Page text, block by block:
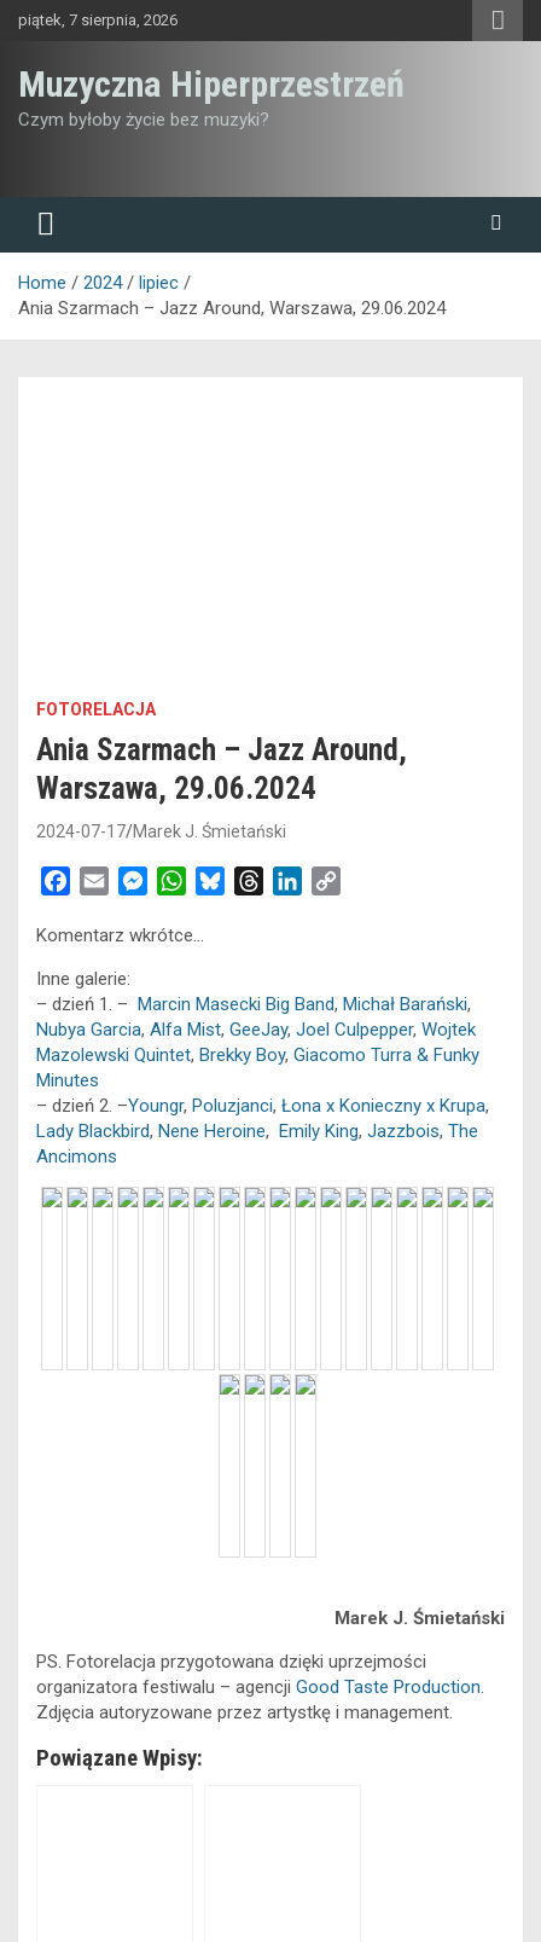
Skippiątek, 7 sierpnia, 2026
Muzyczna Hiperprzestrzeń
Czym byłoby życie bez muzyki?
Home 2024
lipiec
Ania Szarmach – Jazz Around, Warszawa, 29.06.2024
FOTORELACJA
Ania Szarmach – Jazz Around,
Warszawa, 29.06.2024
2024-07-17 Marek J. Śmietański
c
b
o
o
k
a
M
s
e
n
g
r
W
a
s
A
p
s
k
y
a
d
s
e
d
I
L
i
n
Komentarz wkrótce…
Inne galerie:
– dzień 1. – Marcin Masecki Big Band, Michał Barański,
Nubya Garcia, Alfa Mist, GeeJay, Joel Culpepper, Wojtek
Mazolewski Quintet, Brekky Boy, Giacomo Turra & Funky
Minutes
– dzień 2. –Youngr, Poluzjanci, Łona x Konieczny x Krupa,
Lady Blackbird, Nene Heroine, Emily King, Jazzbois, The
Ancimons
Marek J. Śmietański
PS. Fotorelacja przygotowana dzięki uprzejmości
organizatora festiwalu – agencji Good Taste Production.
Zdjęcia autoryzowane przez artystkę i management.
Powiązane Wpisy: